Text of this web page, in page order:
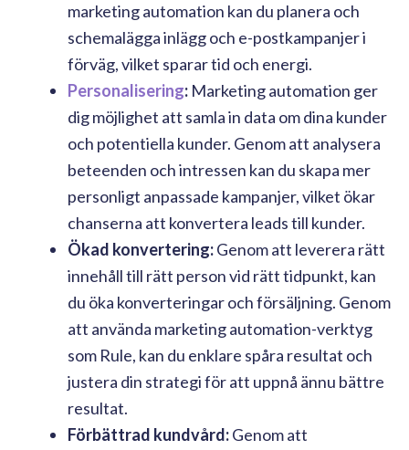
marketing automation kan du planera och
schemalägga inlägg och e-postkampanjer i
förväg, vilket sparar tid och energi.
Personalisering: Marketing automation ger
dig möjlighet att samla in data om dina kunder
och potentiella kunder. Genom att analysera
beteenden och intressen kan du skapa mer
personligt anpassade kampanjer, vilket ökar
chanserna att konvertera leads till kunder.
Ökad konvertering:Genom att leverera rätt
innehåll till rätt person vid rätt tidpunkt, kan
du öka konverteringar och försäljning. Genom
att använda marketing automation-verktyg
som Rule, kan du enklare spåra resultat och
justera din strategi för att uppnå ännu bättre
resultat.
Förbättrad kundvård:Genom att